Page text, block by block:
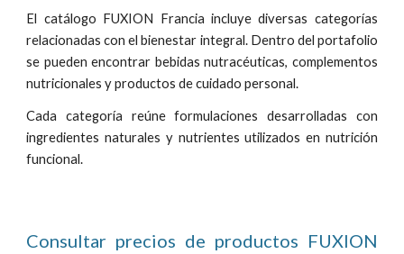
El catálogo FUXION Francia incluye diversas categorías
relacionadas con el bienestar integral. Dentro del portafolio
se pueden encontrar bebidas nutracéuticas, complementos
nutricionales y productos de cuidado personal.
Cada categoría reúne formulaciones desarrolladas con
ingredientes naturales y nutrientes utilizados en nutrición
funcional.
Consultar precios de productos FUXION